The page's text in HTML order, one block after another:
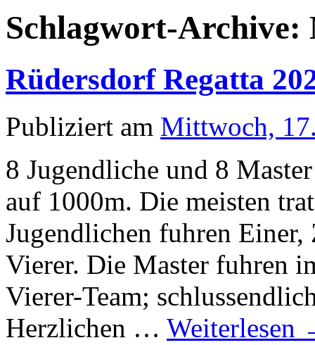
Schlagwort-Archive:
Rüdersdorf Regatta
Publiziert am Mittwoch,
8 Jugendliche und 8
auf 1000m. Die meisten
Jugendlichen fuhren
Vierer. Die Master fuhren
Vierer-Team;
Herzlichen … Weiterlesen